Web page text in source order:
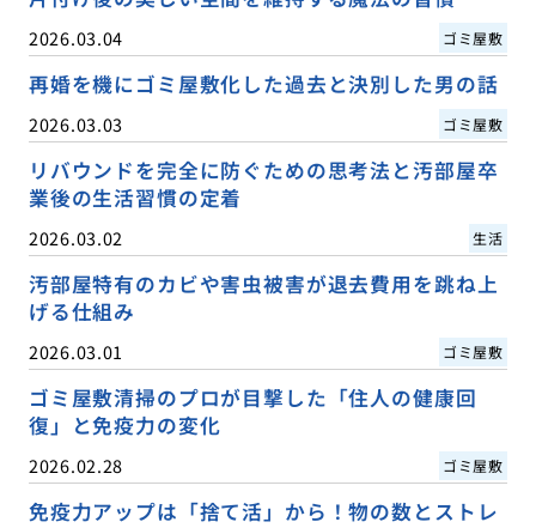
2026.03.04 ゴミ屋敷
再婚を機にゴミ屋敷化した過去と決別した男の話
2026.03.03 ゴミ屋敷
リバウンドを完全に防ぐための思考法と汚部屋卒
業後の生活習慣の定着
2026.03.02 生活
汚部屋特有のカビや害虫被害が退去費用を跳ね上
げる仕組み
2026.03.01 ゴミ屋敷
ゴミ屋敷清掃のプロが目撃した「住人の健康回
復」と免疫力の変化
2026.02.28 ゴミ屋敷
免疫力アップは「捨て活」から！物の数とストレ